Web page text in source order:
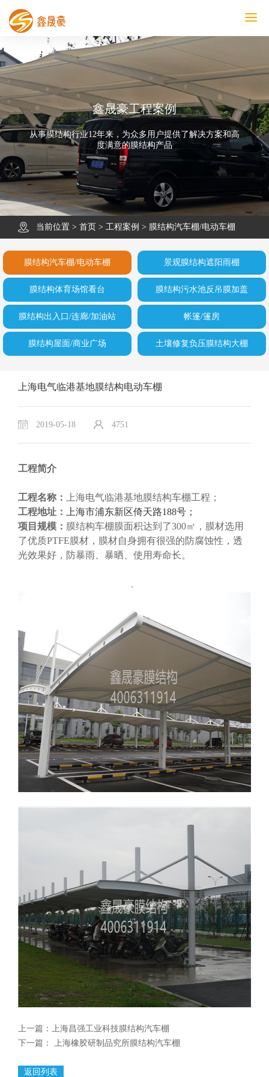
鑫晟豪首页
膜结构车棚
污水池反吊膜加盖
鑫晟豪资讯
关于鑫晟豪
联系鑫晟豪
鑫晟豪工程案例
从事膜结构行业12年来，为众多用户提供了解决方案和高
度满意的膜结构产品
当前位置 > 首页 > 工程案例 > 膜结构汽车棚/电动车棚
膜结构汽车棚/电动车棚 景观膜结构遮阳雨棚
膜结构体育场馆看台 膜结构污水池反吊膜加盖
膜结构出入口/连廊/加油站 帐篷/篷房
膜结构屋面/商业广场 土壤修复负压膜结构大棚
上海电气临港基地膜结构电动车棚
2019-05-18 4751
工程简介
工程名称：
上海电气临港基地膜结构车棚工程；
工程地址：
上海市浦东新区倚天路188号；
项目规模： 膜结构车棚膜面积达到了300㎡，膜材选用
了优质PTFE膜材，膜材自身拥有很强的防腐蚀性，透
光效果好，防暴雨、暴晒、使用寿命长。
上一篇：
上海昌强工业科技膜结构汽车棚
下一篇：
上海橡胶研制品究所膜结构汽车棚
返回列表